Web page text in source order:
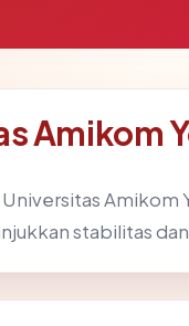
stabilitas